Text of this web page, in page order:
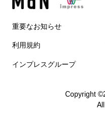
重要なお知らせ
利用規約
インプレスグループ